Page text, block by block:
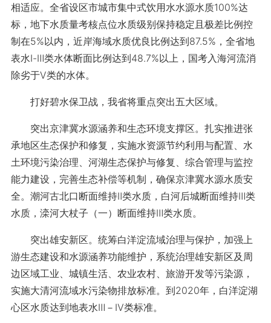
相适应。全省设区市城市集中式饮用水水源水质100%达
标，地下水质量考核点位水质级别保持稳定且极差比例控
制在5%以内，近岸海域水质优良比例达到87.5%，全省地
表水Ⅰ-Ⅲ类水体断面比例达到48.7%以上，国考入海河流消
除劣于Ⅴ类的水体。
打好碧水保卫战，我省将重点突出五大区域。
突出京津冀水源涵养和生态环境支撑区。扎实推进张
承地区生态保护和修复，实施水资源节约利用与配置、水
土环境污染治理、河湖生态保护与修复、综合管理与监控
能力建设，完善生态补偿等机制，确保京津冀水源水质安
全。潮河古北口断面维持Ⅱ类水质，白河后城断面维持Ⅲ类
水质，滦河大杖子（一）断面维持Ⅲ类水质。
突出雄安新区。统筹白洋淀流域治理与保护，加强上
游生态建设和水源涵养功能维护，系统治理雄安新区及周
边区域工业、城镇生活、农业农村、旅游开发等污染源，
实施大清河流域水污染物排放标准。到2020年，白洋淀湖
心区水质达到地表水Ⅲ－Ⅳ类标准。